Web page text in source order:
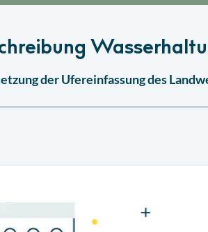
der Ufereinfassung des